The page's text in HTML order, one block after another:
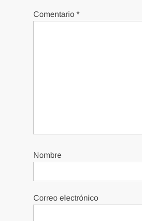
Comentario*
Nombre
Correo electrónico